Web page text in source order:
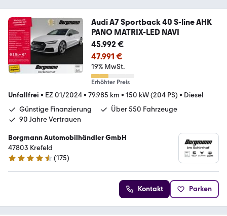
Audi A7 Sportback 40 S-line AHK
PANO MATRIX-LED NAVI
45.992 €
47.991 €
19% MwSt.
Erhöhter Preis
Unfallfrei • EZ 01/2024• 79.985 km • 150 kW (204 PS) • Diesel
Günstige Finanzierung
Über 550 Fahrzeuge
90 Jahre Vertrauen
Borgmann Automobilhändler GmbH
47803 Krefeld
4.5 Sterne
(175)
Kontakt Parken